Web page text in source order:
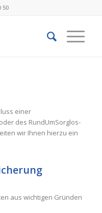
50
einer
des RundUmSorglos-
wir Ihnen hierzu ein
aus wichtigen Gründen